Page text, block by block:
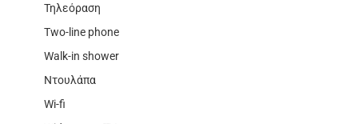
Τηλεόραση
Two-line phone
Walk-in shower
Ντουλάπα
Wi-fi